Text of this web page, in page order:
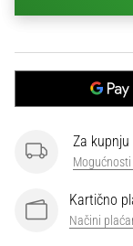
i
Nike,
Budi
dio
utakmice,
gola…
Za kupnju
Kartično
Načini